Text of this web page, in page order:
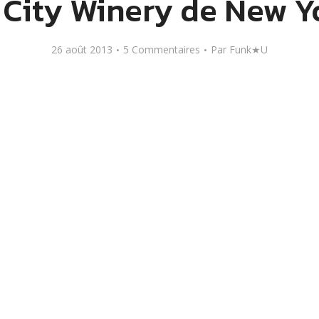
Winery de New
26 août 2013 5 Commentaires Par Funk★U